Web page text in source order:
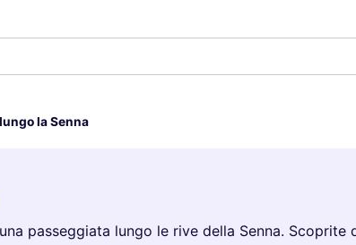
la Senna
passeggiata lungo le rive della Senna.